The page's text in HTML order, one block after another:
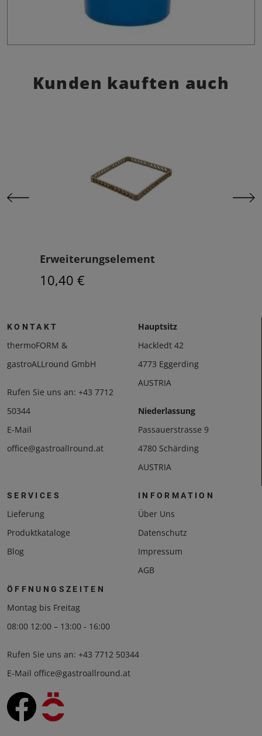
Kunden kauften auch
Erweiterungselement
10,40 €
KONTAKT
thermoFORM &
gastroALLround GmbH
Rufen Sie uns an: +43 7712
50344
E-Mail
office@gastroallround.at
Hauptsitz
Hackledt 42
4773 Eggerding
AUSTRIA
Niederlassung
Passauerstrasse 9
4780 Schärding
AUSTRIA
SERVICES
Lieferung
Produktkataloge
Blog
INFORMATION
Über Uns
Datenschutz
Impressum
AGB
ÖFFNUNGSZEITEN
Montag bis Freitag
08:00 12:00 – 13:00 - 16:00
Rufen Sie uns an: +43 7712 50344
E-Mail office@gastroallround.at